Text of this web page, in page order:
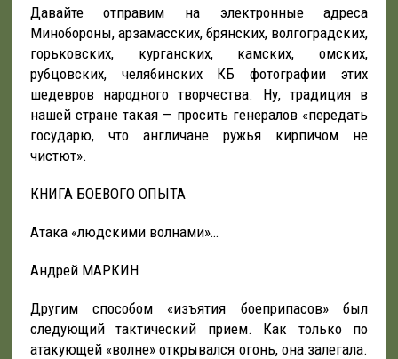
Давайте отправим на электронные адреса
Минобороны, арзамасских, брянских, волгоградских,
горьковских, курганских, камских, омских,
рубцовских, челябинских КБ фотографии этих
шедевров народного творчества. Ну, традиция в
нашей стране такая — просить генералов «передать
государю, что англичане ружья кирпичом не
чистют».
КНИГА БОЕВОГО ОПЫТА
Атака «людскими волнами»…
Андрей МАРКИН
Другим способом «изъятия боеприпасов» был
следующий тактический прием. Как только по
атакующей «волне» открывался огонь, она залегала.